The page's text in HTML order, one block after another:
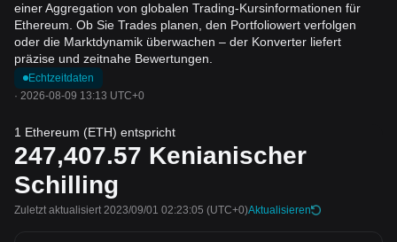
einer Aggregation von globalen Trading-Kursinformationen für
Ethereum. Ob Sie Trades planen, den Portfoliowert verfolgen
oder die Marktdynamik überwachen – der Konverter liefert
präzise und zeitnahe Bewertungen.
Echtzeitdaten
· 2026-08-09 13:13 UTC+0
1 Ethereum (ETH) entspricht
247,407.57 Kenianischer
Schilling
Zuletzt aktualisiert 2023/09/01 02:23:05 (UTC+0)Aktualisieren